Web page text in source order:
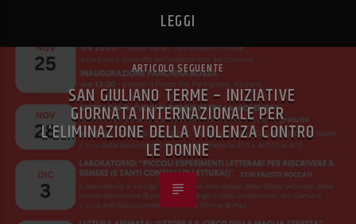
LEGGI
ARTICOLO SEGUENTE
SAN GIULIANO TERME – INIZIATIVE
GIORNATA INTERNAZIONALE PER
L’ELIMINAZIONE DELLA VIOLENZA CONTRO
LE DONNE